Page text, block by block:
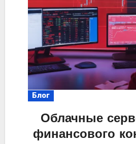
Блог
Облачные
финансового